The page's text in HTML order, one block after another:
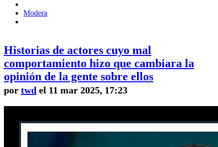
Modera
Historias de actores cuyo mal
comportamiento hizo que cambiara la
opinión de la gente sobre ellos
por twd el 11 mar 2025, 17:23